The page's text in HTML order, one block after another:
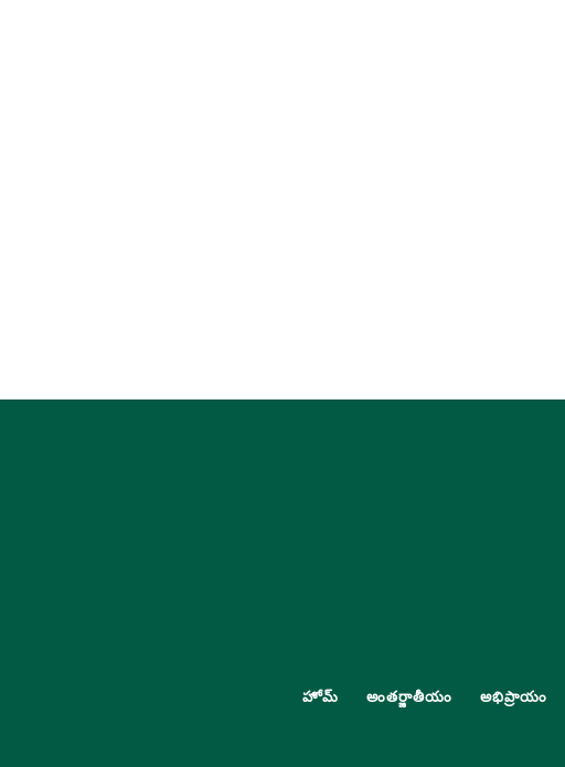
హోమ్ అంతర్జాతీయం అభిప్రాయం